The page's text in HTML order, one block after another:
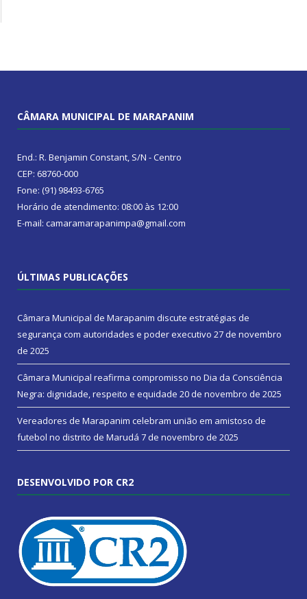
CÂMARA MUNICIPAL DE MARAPANIM
End.: R. Benjamin Constant, S/N - Centro
CEP: 68760-000
Fone: (91) 98493-6765
Horário de atendimento: 08:00 às 12:00
E-mail: camaramarapanimpa@gmail.com
ÚLTIMAS PUBLICAÇÕES
Câmara Municipal de Marapanim discute estratégias de
segurança com autoridades e poder executivo 27 de novembro
de 2025
Câmara Municipal reafirma compromisso no Dia da Consciência
Negra: dignidade, respeito e equidade 20 de novembro de 2025
Vereadores de Marapanim celebram união em amistoso de
futebol no distrito de Marudá 7 de novembro de 2025
DESENVOLVIDO POR CR2